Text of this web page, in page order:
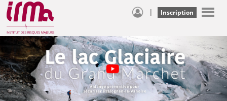
| Inscription